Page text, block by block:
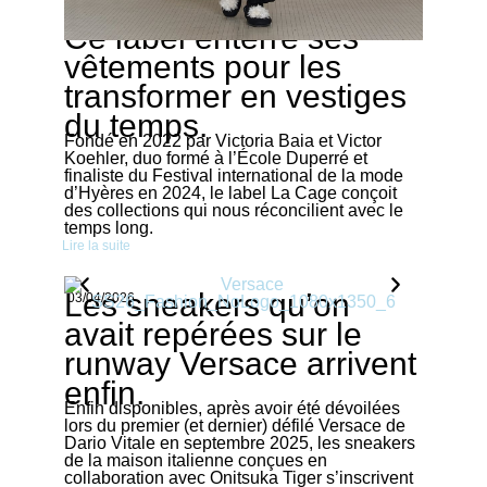
Ce label enterre ses
vêtements pour les
transformer en vestiges
du temps.
Fondé en 2022 par Victoria Baia et Victor
Koehler, duo formé à l’École Duperré et
finaliste du Festival international de la mode
d’Hyères en 2024, le label La Cage conçoit
des collections qui nous réconcilient avec le
temps long.
Lire la suite
03/04/2026
Les sneakers qu’on
avait repérées sur le
runway Versace arrivent
enfin.
Enfin disponibles, après avoir été dévoilées
lors du premier (et dernier) défilé Versace de
Dario Vitale en septembre 2025, les sneakers
de la maison italienne conçues en
collaboration avec Onitsuka Tiger s’inscrivent